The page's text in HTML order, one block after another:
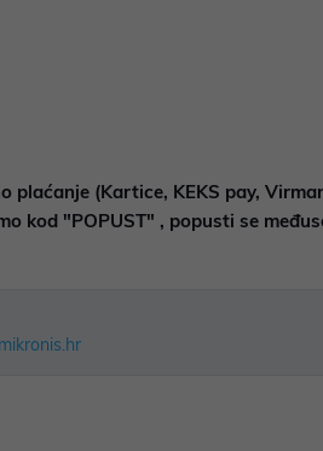
plaćanje (Kartice, KEKS pay,
kod "POPUST" , popusti se